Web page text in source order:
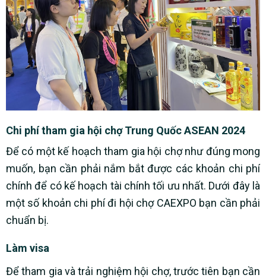
Chi phí tham gia hội chợ Trung Quốc ASEAN 2024
Để có một kế hoạch tham gia hội chợ như đúng mong
muốn, bạn cần phải nắm bắt được các khoản chi phí
chính để có kế hoạch tài chính tối ưu nhất. Dưới đây là
một số khoản chi phí đi hội chợ CAEXPO bạn cần phải
chuẩn bị.
Làm visa
Để tham gia và trải nghiệm hội chợ, trước tiên bạn cần